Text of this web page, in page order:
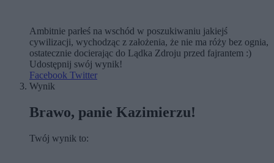
Ambitnie parłeś na wschód w poszukiwaniu jakiejś
cywilizacji, wychodząc z założenia, że nie ma róży bez ognia,
ostatecznie docierając do Lądka Zdroju przed fajrantem :)
Udostępnij swój wynik!
Facebook Twitter
Wynik
Brawo, panie Kazimierzu!
Twój wynik to: